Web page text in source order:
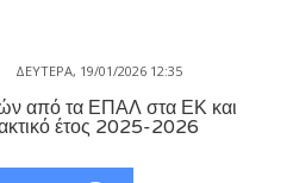
ΔΕΥΤΈΡΑ, 19/01/2026 12:35
από τα ΕΠΑΛ στα ΕΚ και
έτος 2025-2026